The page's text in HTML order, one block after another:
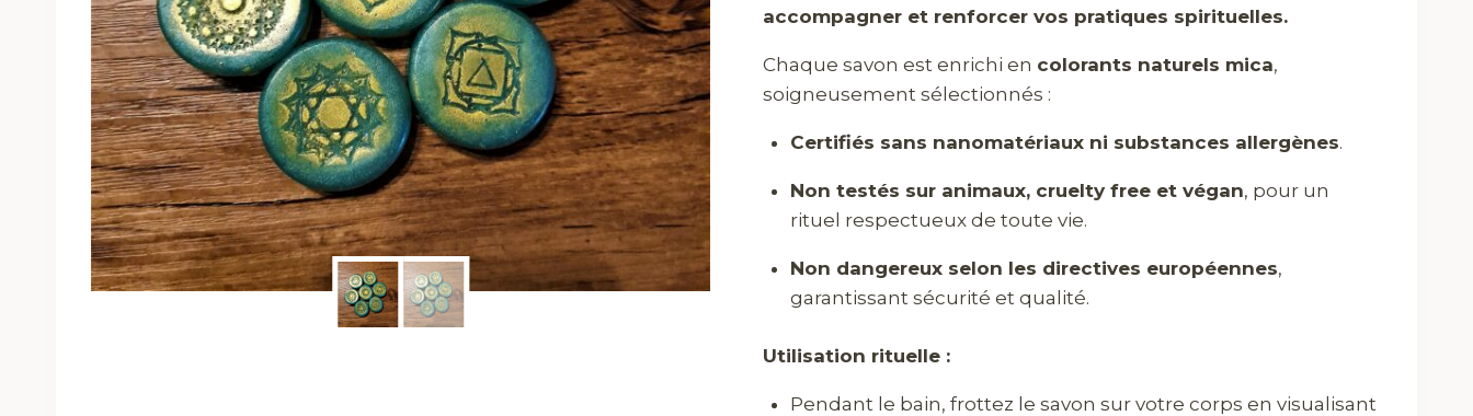
accompagner et renforcer vos pratiques spirituelles.
Chaque savon est enrichi en colorants naturels mica,
soigneusement sélectionnés :
Certifiés sans nanomatériaux ni substances allergènes.
Non testés sur animaux, cruelty free et végan, pour un
rituel respectueux de toute vie.
Non dangereux selon les directives européennes,
garantissant sécurité et qualité.
Utilisation rituelle :
Pendant le bain, frottez le savon sur votre corps en visualisant